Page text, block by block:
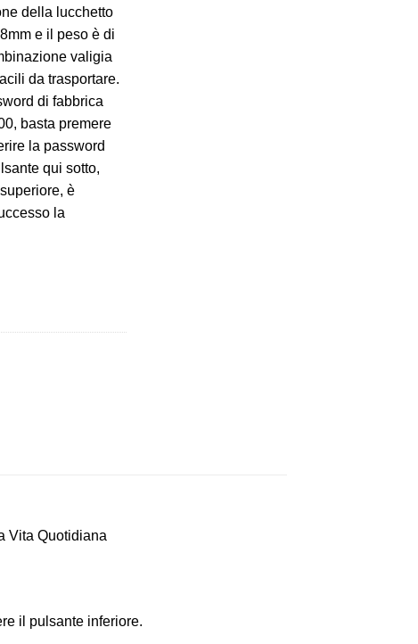
della lucchetto
e il peso è di
valigia
da trasportare.
di fabbrica
basta premere
la password
qui sotto,
è
la
Vita Quotidiana
il pulsante inferiore.